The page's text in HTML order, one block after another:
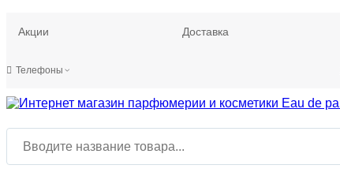
Акции Доставка
Телефоны